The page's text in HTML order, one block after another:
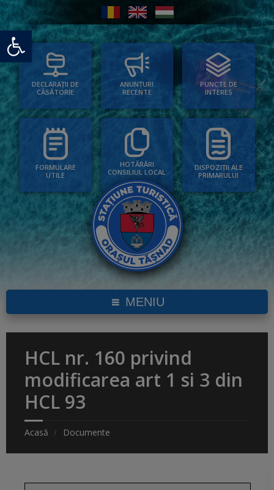
Deschide bara de unelte
DECLARAȚII DE
CĂSĂTORIE
ANUNȚURI
RECENTE
PUNCTE DE
INTERES
FORMULARE
UTILE
HOTĂRÂRI
CONSILIUL LOCAL
DISPOZIȚII ALE
PRIMARULUI
MENIU
HCL nr. 160 privind
modificarea art 1 si 3 din
HCL 93
Acasă Documente